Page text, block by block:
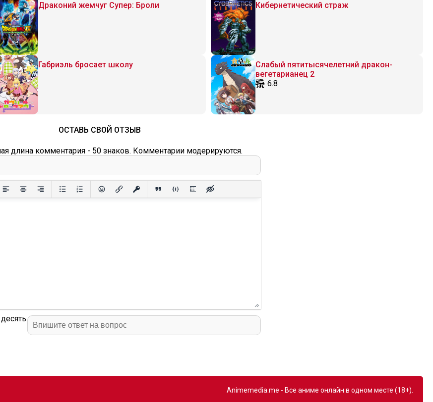
Драконий жемчуг Супер: Броли Кибернетический страж
Габриэль бросает школу
Слабый пятитысячелетний дракон-
вегетарианец 2
6.8
ОСТАВЬ СВОЙ ОТЗЫВ
длина комментария - 50 знаков. Комментарии модерируются.
Animemedia.me - Все аниме онлайн в одном месте (18+).